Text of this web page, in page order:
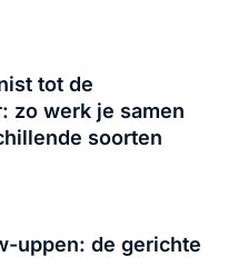
tot de
zo werk je samen
soorten
uppen: de gerichte